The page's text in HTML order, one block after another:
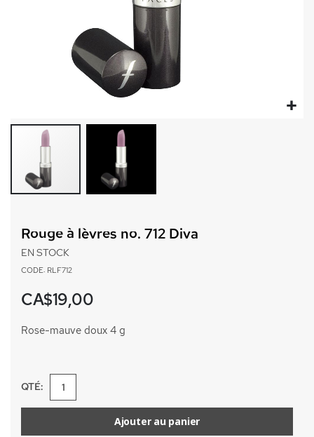
début
d’images
Rouge à lèvres no. 712 Diva
EN STOCK
CODE: RLF712
CA$19,00
Rose-mauve doux 4 g
QTÉ:
Ajouter au panier